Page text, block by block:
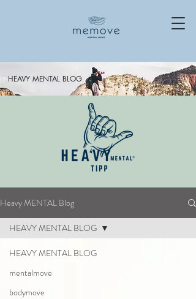
HEAVY MENTAL BLOG
Heavy MENTAL Blog
HEAVY MENTAL BLOG
mentalmove
bodymove
HEAVY MENTAL BLOG